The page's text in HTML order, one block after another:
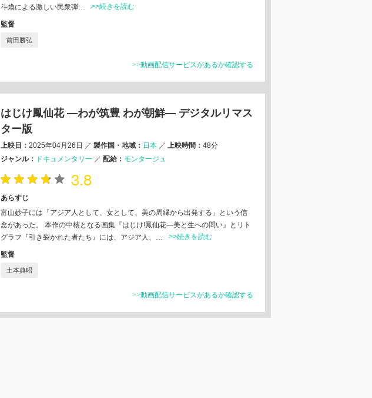
斗煥による激しい民衆弾…
>>続きを読む
監督
前田勝弘
>>動画配信サービスがあるか確認する
はじけ鳳仙花 —わが筑豊 わが朝鮮— デジタルリマス
ター版
上映日： 2025年04月26日 ／ 製作国・地域： 日本 ／ 上映時間： 48分
ジャンル： ドキュメンタリー ／ 配給： モンタージュ
3.8
あらすじ
富山妙子には「アジア人として、女として、美の周縁から出発する」という信
念があった。 本作の中核となる画集『はじけ!鳳仙花―美と生への問い』とリト
グラフ『引き裂かれた者たち』には、アジア人、…
>>続きを読む
監督
土本典昭
>>動画配信サービスがあるか確認する